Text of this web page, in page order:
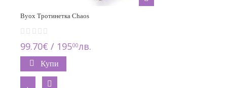
Byox Тротинетка Chaos
99.70€ / 19500лв.
Купи